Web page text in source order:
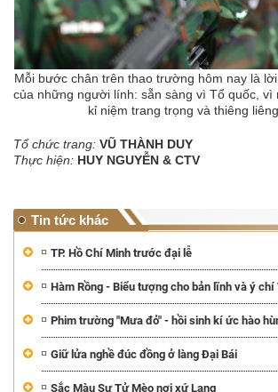
Mỗi bước chân trên thao trường hôm nay là
của những người lính: sẵn sàng vì Tổ quốc, vì
kỉ niệm trang trọng và thiêng
Tổ chức trang: VŨ THÀNH DUY
Thực hiện: HUY NGUYỄN & CTV
Tin tức khác
TP. Hồ Chí Minh trước đại lễ
Hàm Rồng - Biểu tượng cho bản lĩnh và ý chí
Phim trường "Mưa đỏ" - hồi sinh kí ức hào
Giữ lửa nghề đúc đồng ở làng Đại Bái
Sắc Màu Sư Tử Mèo nơi xứ Lạng